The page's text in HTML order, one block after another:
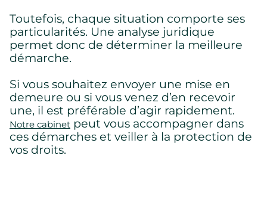
Toutefois, chaque situation comporte ses
particularités. Une analyse juridique
permet donc de déterminer la meilleure
démarche.
Si vous souhaitez envoyer une mise en
demeure ou si vous venez d’en recevoir
une, il est préférable d’agir rapidement.
Notre cabinet peut vous accompagner dans
ces démarches et veiller à la protection de
vos droits.